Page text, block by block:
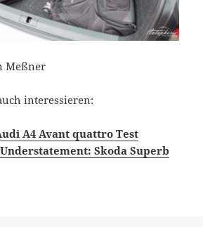
Meßner
interessieren:
A4 Avant quattro Test
Skoda Superb